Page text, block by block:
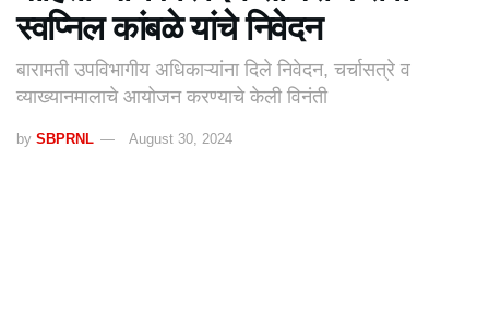
स्वप्निल कांबळे यांचे निवेदन
बारामती उपविभागीय अधिकाऱ्यांना दिले निवेदन, चर्चासत्रे व
व्याख्यानमालाचे आयोजन करण्याचे केली विनंती
by SBPRNL August 30, 2024